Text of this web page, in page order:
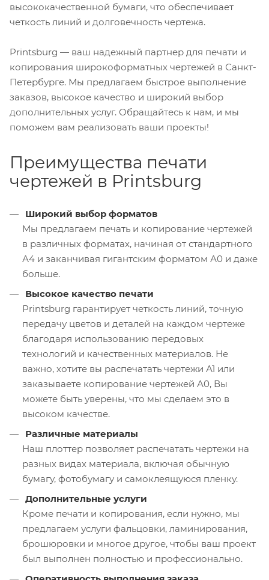
высококачественной бумаги, что обеспечивает
четкость линий и долговечность чертежа.
Printsburg — ваш надежный партнер для печати и
копирования широкоформатных чертежей в Санкт-
Петербурге. Мы предлагаем быстрое выполнение
заказов, высокое качество и широкий выбор
дополнительных услуг. Обращайтесь к нам, и мы
поможем вам реализовать ваши проекты!
Преимущества печати
чертежей в Printsburg
Широкий выбор форматов
Мы предлагаем печать и копирование чертежей
в различных форматах, начиная от стандартного
А4 и заканчивая гигантским форматом А0 и даже
больше.
Высокое качество печати
Printsburg гарантирует четкость линий, точную
передачу цветов и деталей на каждом чертеже
благодаря использованию передовых
технологий и качественных материалов. Не
важно, хотите вы распечатать чертежи А1 или
заказываете копирование чертежей А0, Вы
можете быть уверены, что мы сделаем это в
высоком качестве.
Различные материалы
Наш плоттер позволяет распечатать чертежи на
разных видах материала, включая обычную
бумагу, фотобумагу и самоклеящуюся пленку.
Дополнительные услуги
Кроме печати и копирования, если нужно, мы
предлагаем услуги фальцовки, ламинирования,
брошюровки и многое другое, чтобы ваш проект
был выполнен полностью и профессионально.